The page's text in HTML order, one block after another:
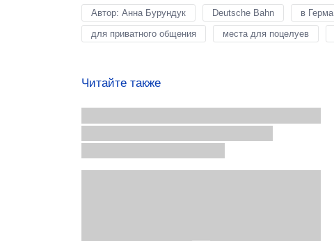
Автор: Анна Бурундук Deutsche Bahn в
для приватного общения
места для поцелуев
Читайте также